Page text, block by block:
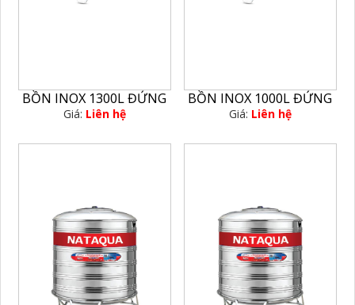
BỒN INOX 1300L ĐỨNG
Giá: Liên hệ
BỒN INOX 1000L ĐỨNG
Giá: Liên hệ